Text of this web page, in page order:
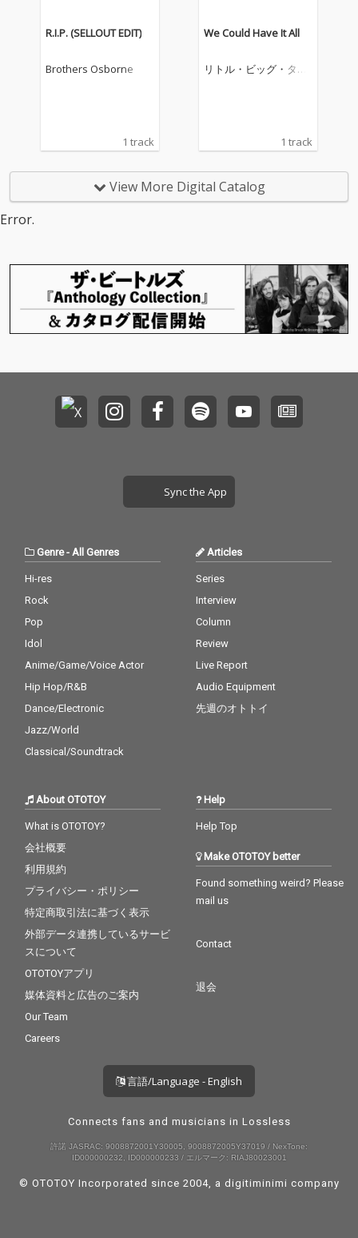
R.I.P. (SELLOUT EDIT)
Brothers Osborne
1 track
We Could Have It All
リトル・ビッグ・タウ
1 track
View More Digital Catalog
Error.
Sync the App
Genre- All Genres
Hi-res
Rock
Pop
Idol
Anime/Game/Voice Actor
Hip Hop/R&B
Dance/Electronic
Jazz/World
Classical/Soundtrack
Articles
Series
Interview
Column
Review
Live Report
Audio Equipment
先週のオトトイ
About OTOTOY
What is OTOTOY?
会社概要
利用規約
プライバシー・ポリシー
特定商取引法に基づく表示
外部データ連携しているサービ
スについて
OTOTOYアプリ
媒体資料と広告のご案内
Our Team
Careers
Help
Help Top
Make OTOTOY better
Found something weird? Please
mail us
Contact
退会
言語/Language - English
Connects fans and musicians in Lossless
許諾 JASRAC: 9008872001Y30005, 9008872005Y37019 / NexTone:
ID000000232, ID000000233 / エルマーク: RIAJ80023001
© OTOTOY Incorporated since 2004, a digitiminimi company